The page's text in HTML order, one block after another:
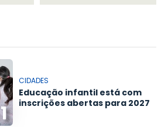
1
CIDADES
Educação infantil está com
inscrições abertas para 2027